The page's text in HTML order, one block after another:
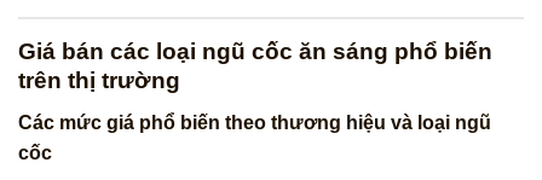
Giá bán các loại ngũ cốc ăn sáng phổ biến
trên thị trường
Các mức giá phổ biến theo thương hiệu và loại ngũ
cốc